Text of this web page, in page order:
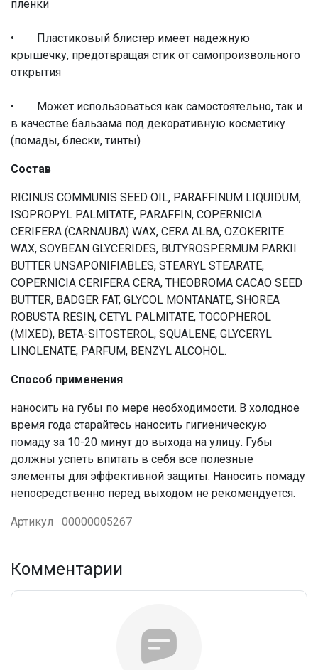
пленки
• Пластиковый блистер имеет надежную
крышечку, предотвращая стик от самопроизвольного
открытия
• Может использоваться как самостоятельно, так и
в качестве бальзама под декоративную косметику
(помады, блески, тинты)
Состав
RICINUS COMMUNIS SEED OIL, PARAFFINUM LIQUIDUM,
ISOPROPYL PALMITATE, PARAFFIN, COPERNICIA
CERIFERA (CARNAUBA) WAX, CERA ALBA, OZOKERITE
WAX, SOYBEAN GLYCERIDES, BUTYROSPERMUM PARKII
BUTTER UNSAPONIFIABLES, STEARYL STEARATE,
COPERNICIA CERIFERA CERA, THEOBROMA CACAO SEED
BUTTER, BADGER FAT, GLYCOL MONTANATE, SHOREA
ROBUSTA RESIN, CETYL PALMITATE, TOCOPHEROL
(MIXED), BETA-SITOSTEROL, SQUALENE, GLYCERYL
LINOLENATE, PARFUM, BENZYL ALCOHOL.
Способ применения
наносить на губы по мере необходимости. В холодное
время года старайтесь наносить гигиеническую
помаду за 10-20 минут до выхода на улицу. Губы
должны успеть впитать в себя все полезные
элементы для эффективной защиты. Наносить помаду
непосредственно перед выходом не рекомендуется.
Артикул 00000005267
Комментарии